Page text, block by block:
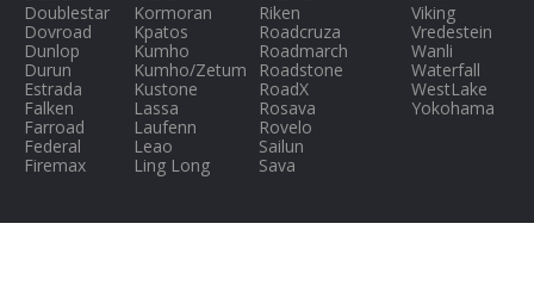
Doublestar
Dovroad
Dunlop
Durun
Estrada
Falken
Farroad
Federal
Firemax
Kormoran
Kpatos
Kumho
Kumho/Zetum
Kustone
Lassa
Laufenn
Leao
Ling Long
Riken
Roadcruza
Roadmarch
Roadstone
RoadX
Rosava
Rovelo
Sailun
Sava
Viking
Vredestein
Wanli
Waterfall
WestLake
Yokohama